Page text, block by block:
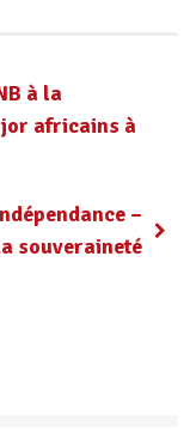
à la
africains à
–
souveraineté